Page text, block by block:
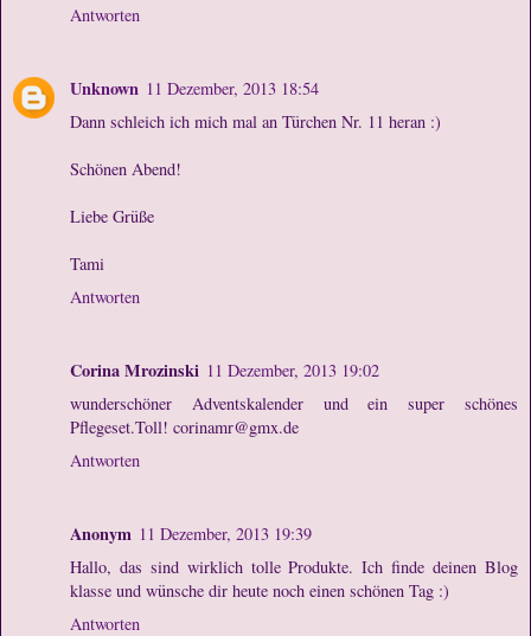
Antworten
Unknown 11 Dezember, 2013 18:54
Dann schleich ich mich mal an Türchen Nr. 11 heran :)
Schönen Abend!
Liebe Grüße
Tami
Antworten
Corina Mrozinski 11 Dezember, 2013 19:02
wunderschöner Adventskalender und ein super schönes
Pflegeset.Toll! corinamr@gmx.de
Antworten
Anonym 11 Dezember, 2013 19:39
Hallo, das sind wirklich tolle Produkte. Ich finde deinen Blog
klasse und wünsche dir heute noch einen schönen Tag :)
Antworten